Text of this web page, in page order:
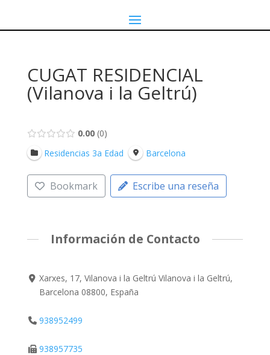
CUGAT RESIDENCIAL
(Vilanova i la Geltrú)
0.00 0
Residencias 3a Edad
Barcelona
Bookmark Escribe una reseña
Información de Contacto
Xarxes, 17, Vilanova i la Geltrú Vilanova i la Geltrú,
Barcelona 08800, España
938952499
938957735